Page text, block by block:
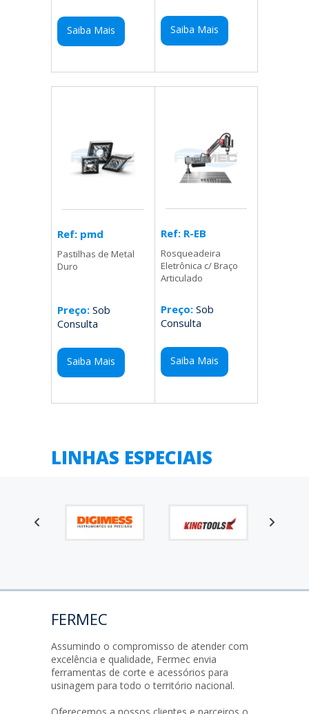
Saiba Mais Saiba Mais
Ref: pmd
Pastilhas de Metal
Duro
Preço: Sob
Consulta
Saiba Mais
Ref: R-EB
Rosqueadeira
Eletrônica c/ Braço
Articulado
Preço:Sob
Consulta
Saiba Mais
LINHAS ESPECIAIS
FERMEC
Assumindo o compromisso de atender com
excelência e qualidade, Fermec envia
ferramentas de corte e acessórios para
usinagem para todo o território nacional.